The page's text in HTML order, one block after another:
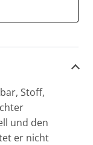
Stoff,
und den
er nicht